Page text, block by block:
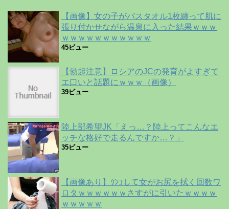
【画像】女の子がバスタオル1枚纏って肌に
張り付かせながら温泉に入った結果ｗｗｗ
ｗｗｗｗｗｗｗｗｗｗｗ
45ビュー
【勃起注意】ロシアのJCの発育がよすぎて
エ口いと話題にｗｗｗ（画像）
39ビュー
陸上部希望JK「えっ…？陸上ってこんなエ
ッチな格好で走るんですか…？」
35ビュー
【画像あり】ｳﾝｺして女がお尻を拭く回数ワ
ロタｗｗｗｗｗｗさすがに引いたｗｗｗｗ
ｗｗｗｗｗ